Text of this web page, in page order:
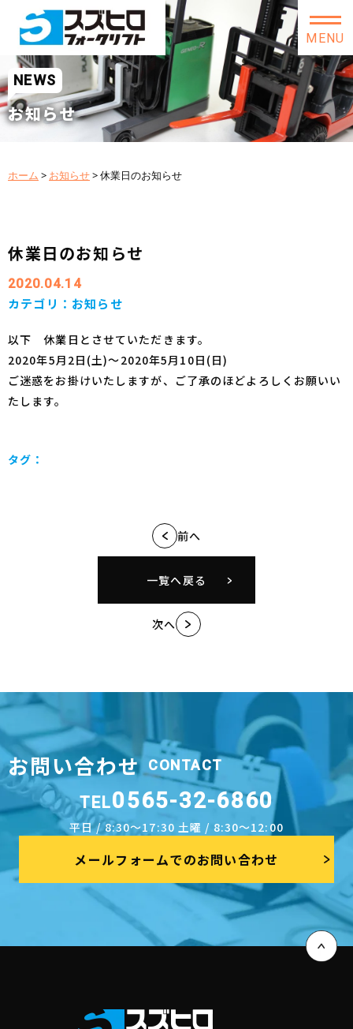
MENU
NEWS
お知らせ
ホーム > お知らせ>休業日のお知らせ
休業日のお知らせ
2020.04.14
カテゴリ： お知らせ
以下 休業日とさせていただきます。
2020年5月2日(土)～2020年5月10日(日)
ご迷惑をお掛けいたしますが、ご了承のほどよろしくお願いい
たします。
タグ：
前へ
一覧へ戻る
次へ
お問い合わせ CONTACT
TEL0565-32-6860
平日 / 8:30～17:30 土曜 / 8:30～12:00
メールフォームでのお問い合わせ